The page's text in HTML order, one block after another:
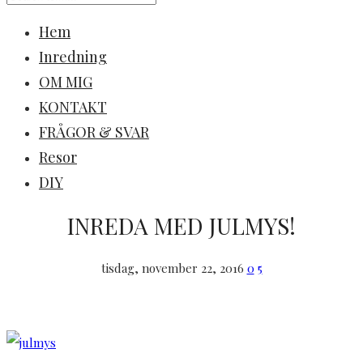
Hem
Inredning
OM MIG
KONTAKT
FRÅGOR & SVAR
Resor
DIY
INREDA MED JULMYS!
tisdag, november 22, 2016 0 5